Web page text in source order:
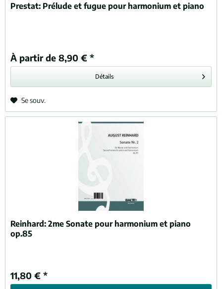
Prestat: Prélude et fugue pour harmonium et piano
À partir de 8,90 € *
Détails
Se souv.
Reinhard:2me Sonate pour harmonium et piano
op.85
11,80 € *